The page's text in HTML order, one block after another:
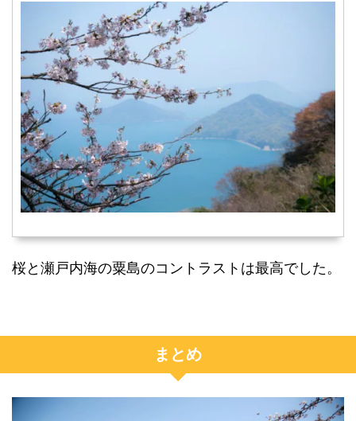
桜と瀬戸内海の粟島のコントラストは最高でした。
まとめ